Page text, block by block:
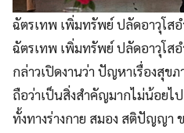
ฉัตรเทพ เพิ่มทรัพย์ ปลัดอาวุโสอ
ฉัตรเทพ เพิ่มทรัพย์ ปลัดอาวุโสอ
กล่าวเปิดงานว่า ปัญหาเรื่องสุข
ถือว่าเป็นสิ่งสำคัญมากไม่น้อยไ
ทั้งทางร่างกาย สมอง สติปัญญา